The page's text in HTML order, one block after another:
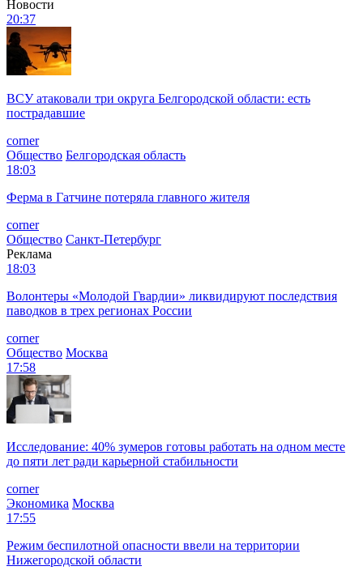
Новости
20:37
ВСУ атаковали три округа Белгородской области: есть
пострадавшие
corner
Общество Белгородская область
18:03
Ферма в Гатчине потеряла главного жителя
corner
Общество Санкт-Петербург
Реклама
18:03
Волонтеры «Молодой Гвардии» ликвидируют последствия
паводков в трех регионах России
corner
Общество Москва
17:58
Исследование: 40% зумеров готовы работать на одном месте
до пяти лет ради карьерной стабильности
corner
Экономика Москва
17:55
Режим беспилотной опасности ввели на территории
Нижегородской области